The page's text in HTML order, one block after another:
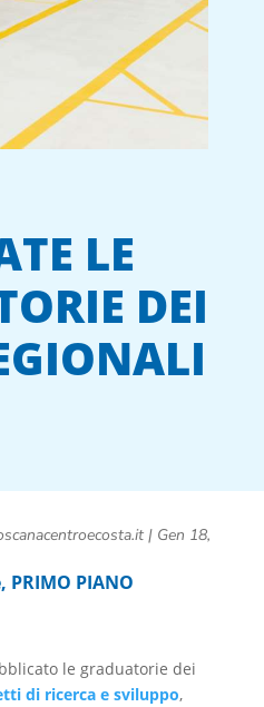
LE
DEI
| Gen 18,
, PRIMO PIANO
le graduatorie dei
di ricerca e sviluppo,